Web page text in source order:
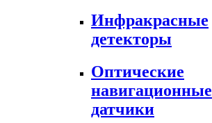
Инфракрасные
детекторы
Оптические
навигационные
датчики